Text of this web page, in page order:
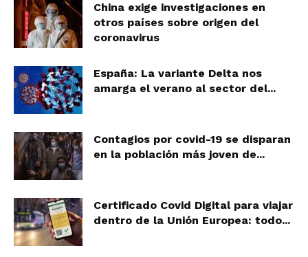
China exige investigaciones en
otros países sobre origen del
coronavirus
España: La variante Delta nos
amarga el verano al sector del...
Contagios por covid-19 se disparan
en la población más joven de...
Certificado Covid Digital para viajar
dentro de la Unión Europea: todo...